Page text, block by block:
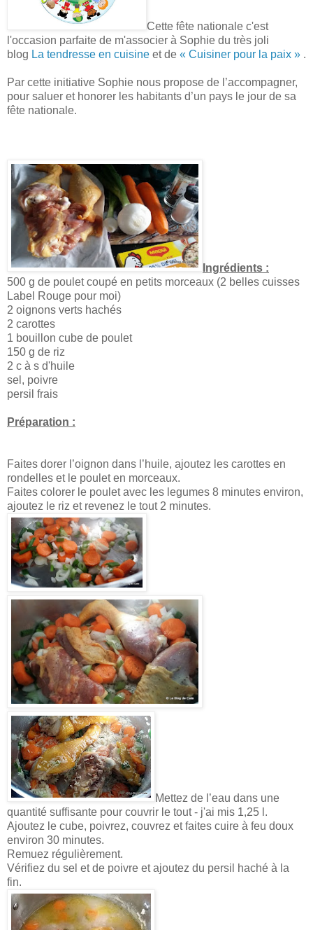
Cette fête nationale c'est
l'occasion parfaite de m'associer à Sophie du très joli
blog La tendresse en cuisine et de « Cuisiner pour la paix » .
Par cette initiative Sophie nous propose de l’accompagner,
pour saluer et honorer les habitants d’un pays le jour de sa
fête nationale.
Ingrédients :
500 g de poulet coupé en petits morceaux (2 belles cuisses
Label Rouge pour moi)
2 oignons verts hachés
2 carottes
1 bouillon cube de poulet
150 g de riz
2 c à s d'huile
sel, poivre
persil frais
Préparation :
Faites dorer l’oignon dans l’huile, ajoutez les carottes en
rondelles et le poulet en morceaux.
Faites colorer le poulet avec les legumes 8 minutes environ,
ajoutez le riz et revenez le tout 2 minutes.
Mettez de l’eau dans une
quantité suffisante pour couvrir le tout - j'ai mis 1,25 l.
Ajoutez le cube, poivrez, couvrez et faites cuire à feu doux
environ 30 minutes.
Remuez régulièrement.
Vérifiez du sel et de poivre et ajoutez du persil haché à la
fin.